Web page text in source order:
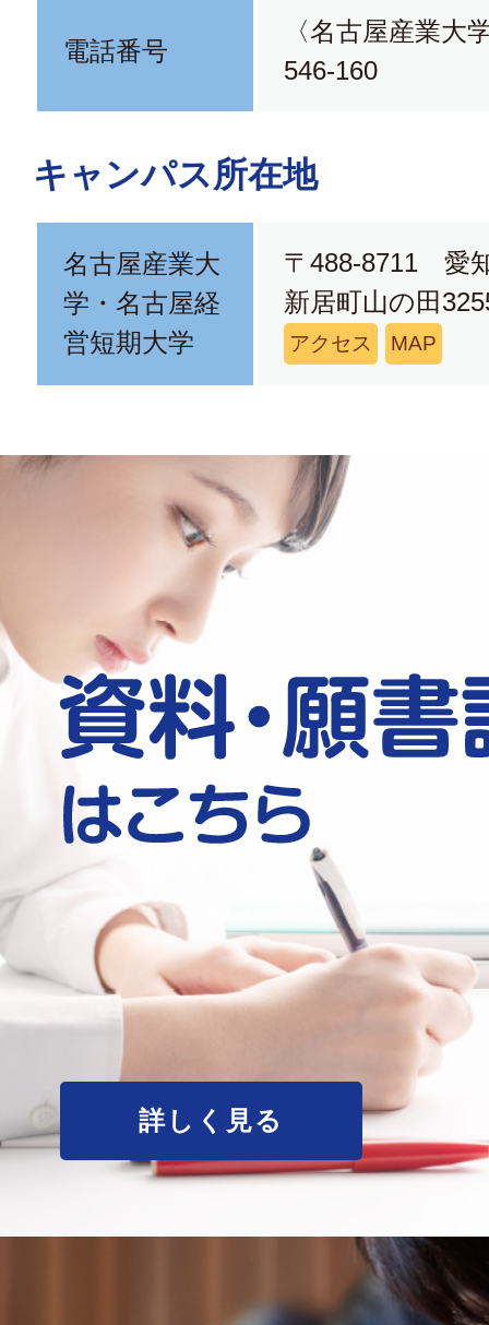
電話番号
〈名古屋産業大
546-160
キャンパス所在地
名古屋産業大
学・名古屋経
営短期大学
〒488-8711 愛
新居町山の田
アクセス MAP
詳しく見る